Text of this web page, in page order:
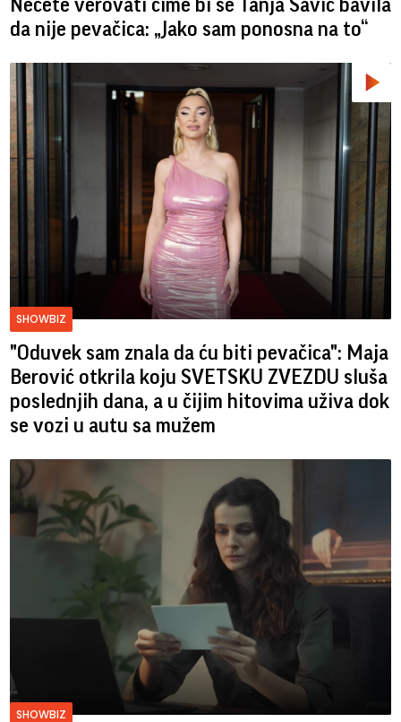
Nećete verovati čime bi se Tanja Savić bavila
da nije pevačica: „Jako sam ponosna na to“
SHOWBIZ
"Oduvek sam znala da ću biti pevačica": Maja
Berović otkrila koju SVETSKU ZVEZDU sluša
poslednjih dana, a u čijim hitovima uživa dok
se vozi u autu sa mužem
SHOWBIZ